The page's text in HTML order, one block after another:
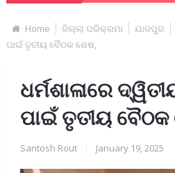
Home ଜିଲ୍ଲା ପରିକ୍ରମା ଯାଜପୁର
ପାଇଁ ତୃତୀୟ ବୈଠକ ଶେଷ,
ଧର୍ମଶାଳାରେ
ପାଇଁ ତୃତୀୟ ବୈଠକ
Santosh Rout January 19, 2025